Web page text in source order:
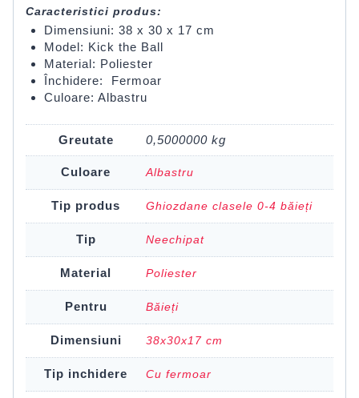
Caracteristici produs:
Dimensiuni: 38 x 30 x 17 cm
Model: Kick the Ball
Material: Poliester
Închidere: Fermoar
Culoare: Albastru
Greutate 0,5000000 kg
Culoare Albastru
Tip produs Ghiozdane clasele 0-4 băieți
Tip Neechipat
Material Poliester
Pentru Băieți
Dimensiuni 38x30x17 cm
Tip inchidere Cu fermoar